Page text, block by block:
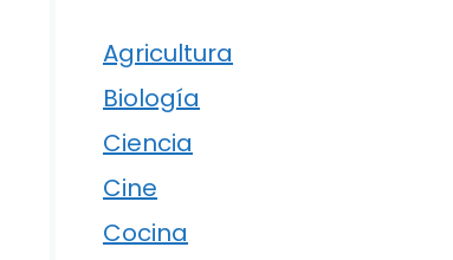
Agricultura
Biología
Ciencia
Cine
Cocina